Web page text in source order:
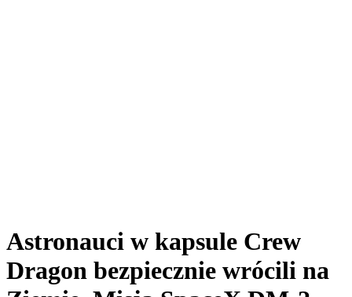
Astronauci w kapsule Crew
Dragon bezpiecznie wrócili na